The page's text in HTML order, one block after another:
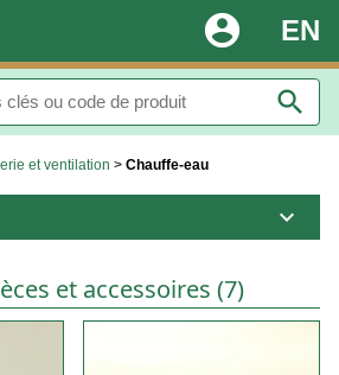
EN
account_circle
search
et ventilation > Chauffe-eau
expand_more
et accessoires (7)